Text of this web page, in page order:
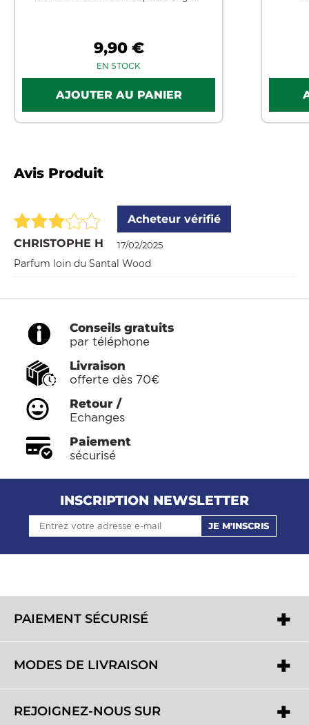
9,90 €
EN STOCK
Avis Produit
CHRISTOPHE H
Acheteur vérifié
17/02/2025
Parfum loin du Santal Wood
Conseils gratuits
par téléphone
Livraison
offerte dès 70€
Retour /
Echanges
Paiement
sécurisé
INSCRIPTION NEWSLETTER
JE M'INSCRIS
PAIEMENT SÉCURISÉ
MODES DE LIVRAISON
REJOIGNEZ-NOUS SUR